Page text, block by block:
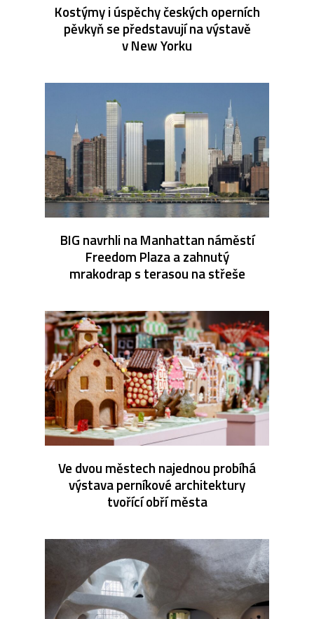
Kostýmy i úspěchy českých operních
pěvkyň se představují na výstavě
v New Yorku
BIG navrhli na Manhattan náměstí
Freedom Plaza a zahnutý
mrakodrap s terasou na střeše
Ve dvou městech najednou probíhá
výstava perníkové architektury
tvořící obří města